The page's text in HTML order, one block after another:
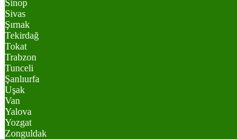
Sinop
Sivas
Şırnak
Tekirdağ
Tokat
Trabzon
Tunceli
Şanlıurfa
Uşak
Van
Yalova
Yozgat
Zonguldak